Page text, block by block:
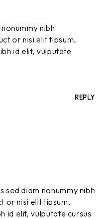
nibh
or nisi elit tipsum.
id elit, vulputate
sed diam nonummy nibh
or nisi elit tipsum.
id elit, vulputate cursus
REPLY